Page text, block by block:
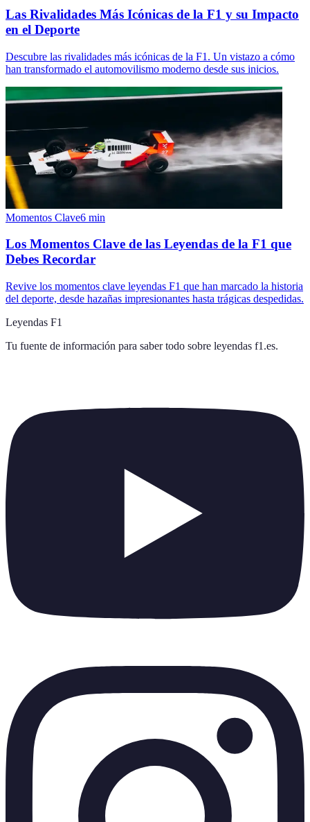
Las Rivalidades Más Icónicas de la F1 y su Impacto
en el Deporte
Descubre las rivalidades más icónicas de la F1. Un vistazo a cómo
han transformado el automovilismo moderno desde sus inicios.
Momentos Clave6 min
Los Momentos Clave de las Leyendas de la F1 que
Debes Recordar
Revive los momentos clave leyendas F1 que han marcado la historia
del deporte, desde hazañas impresionantes hasta trágicas despedidas.
Leyendas F1
Tu fuente de información para saber todo sobre leyendas f1.es.